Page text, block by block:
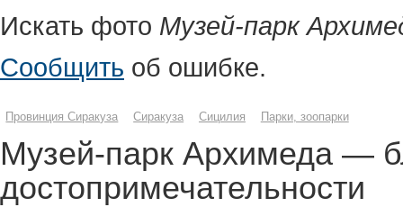
Искать фото Музей-парк
Сообщить об ошибке.
Провинция Сиракуза Сиракуза Сицилия Парки, зоопарки
Музей-парк Архимеда —
достопримечательности